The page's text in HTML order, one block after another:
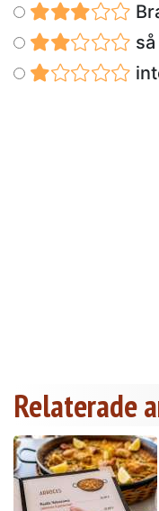
Relaterade